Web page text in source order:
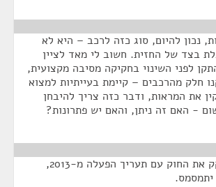
נכון להיום, סוג כזה לרכב – היא לא
בצד של החזית. חשוב לי מאד לציין
לפני השינוי בחקיקה מסיבה מקצועית,
חלק מהרכבים – קיימת בעייתיות למצוא
את המראות, ודבר כזה צריך להיבחן
- האם זה ניתן, והאם יש פתרונות?
אבל למה לא לחוקק את החוק עם תעריך הפעלה מ-2013,
יתמסמס.